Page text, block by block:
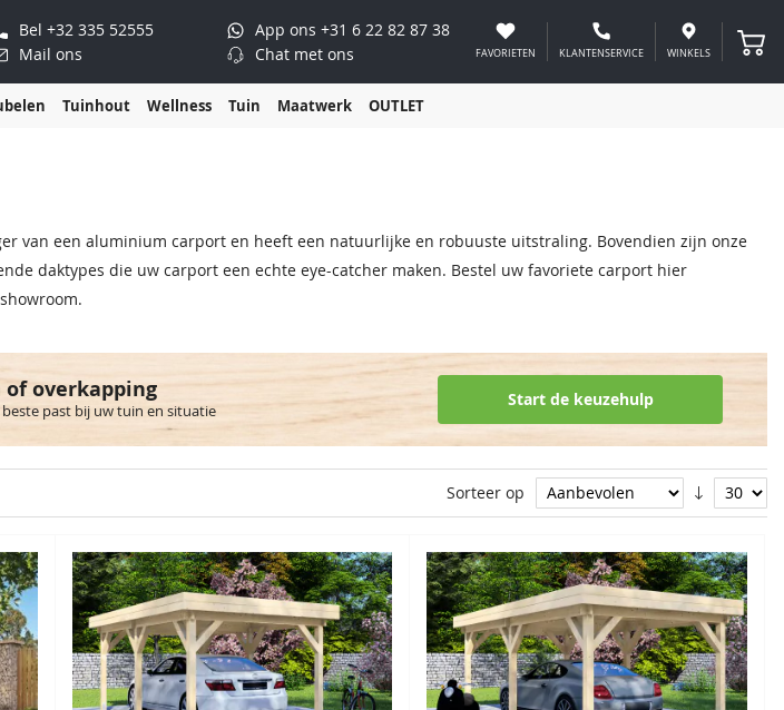
Bel +32 335 52555 App ons +31 6 22 82 87 38
Mail ons
Chat met ons FAVORIETEN KLANTENSERVICE WINKELS
Tuinhout Wellness Tuin Maatwerk OUTLET
van een aluminium carport en heeft een natuurlijke en robuuste uitstraling. Bovendien zijn onze
daktypes die uw carport een echte eye-catcher maken. Bestel uw favoriete carport hier
overkapping
past bij uw tuin en situatie
Start de keuzehulp
Sorteer op